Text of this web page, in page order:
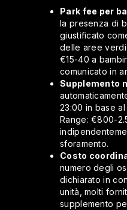
Park fee per
la presenza di
giustificato
delle aree verdi
€15-40 a
comunicato in
Supplemento
23:00 in base
Range: €800-
sforamento.
Costo
numero degli
dichiarato in
unità, molti
supplemento